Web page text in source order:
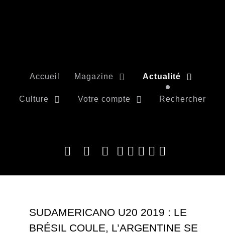
Accueil Magazine Actualité
Culture Votre compte Rechercher
SUDAMERICANO U20 2019 : LE
BRÉSIL COULE, L’ARGENTINE SE